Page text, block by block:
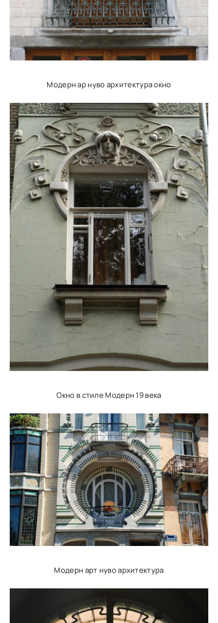
Модерн ар нуво архитектура окно
Окно в стиле Модерн 19 века
Модерн арт нуво архитектура